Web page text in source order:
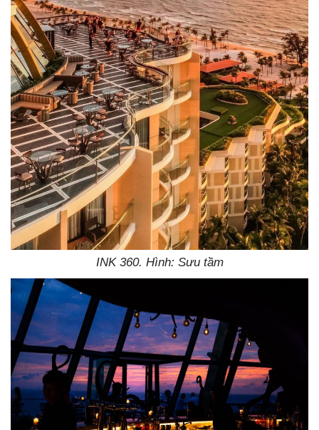
INK 360. Hình: Sưu tầm